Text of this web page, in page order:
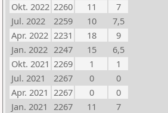
Okt. 2022 2260 11
7
Jul. 2022
2259 10
7,5
Apr. 2022 2231 18
9
Jan. 2022 2247 15
6,5
Okt. 2021 2269 1
1
Jul. 2021
2267 0
0
Apr. 2021 2267 0
0
Jan. 2021 2267 11
7